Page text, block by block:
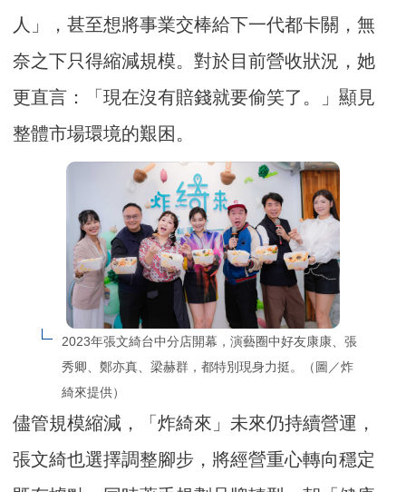
人」，甚至想將事業交棒給下一代都卡關，無
奈之下只得縮減規模。對於目前營收狀況，她
更直言：「現在沒有賠錢就要偷笑了。」顯見
整體市場環境的艱困。
2023年張文綺台中分店開幕，演藝圈中好友康康、張
秀卿、鄭亦真、梁赫群，都特別現身力挺。（圖／炸
綺來提供）
儘管規模縮減，「炸綺來」未來仍持續營運，
張文綺也選擇調整腳步，將經營重心轉向穩定